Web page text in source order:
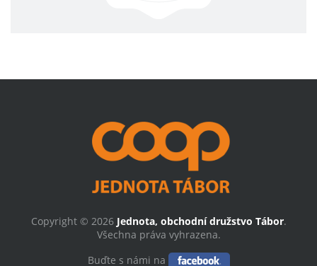
Copyright © 2026 Jednota, obchodní družstvo Tábor.
Všechna práva vyhrazena.
Buďte s námi na